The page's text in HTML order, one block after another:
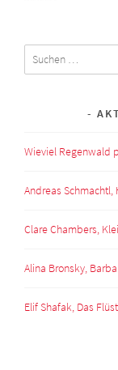
Suchen
nach:
Wieviel Regenwald
Andreas Schmachtl,
Clare Chambers,
Alina Bronsky,
Elif Shafak, Das